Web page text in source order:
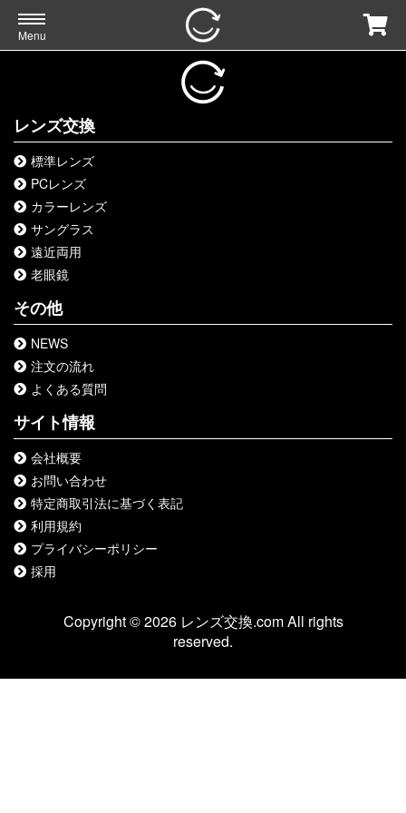
Menu
レンズ交換
標準レンズ
PCレンズ
カラーレンズ
サングラス
遠近両用
老眼鏡
その他
NEWS
注文の流れ
よくある質問
サイト情報
会社概要
お問い合わせ
特定商取引法に基づく表記
利用規約
プライバシーポリシー
採用
Copyright © 2026 レンズ交換.com All rights
reserved.